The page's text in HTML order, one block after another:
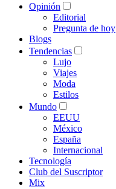
Opinión
Editorial
Pregunta de hoy
Blogs
Tendencias
Lujo
Viajes
Moda
Estilos
Mundo
EEUU
México
España
Internacional
Tecnología
Club del Suscriptor
Mix